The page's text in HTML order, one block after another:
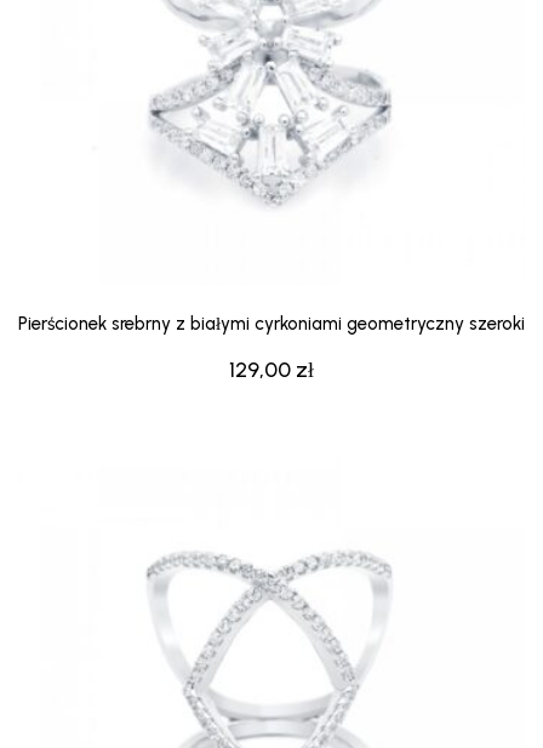
129,00 zł
Pierścionek srebrny z białymi cyrkoniami geometryczny szeroki